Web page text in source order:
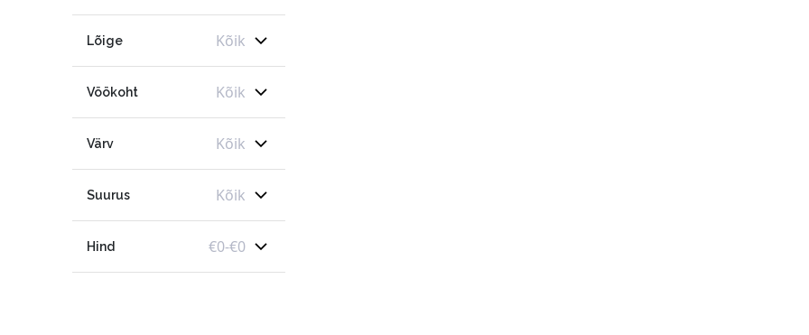
Lõige Kõik
Vöökoht Kõik
Värv Kõik
Suurus Kõik
Hind €0-€0